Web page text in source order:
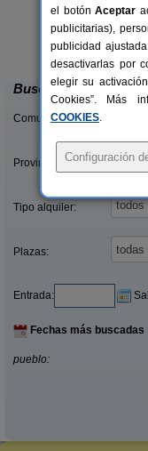
Castellfollit
Buscar
Comunidades:
Provincias/Islas:
Tipo alquiler:
Plazas:
Entrada:
Fechas más buscadas
pueblo:
el botónAceptar
publicitarias),
publicidad
desactivarlas por
elegir su
Cookies”. Más
COOKIES.